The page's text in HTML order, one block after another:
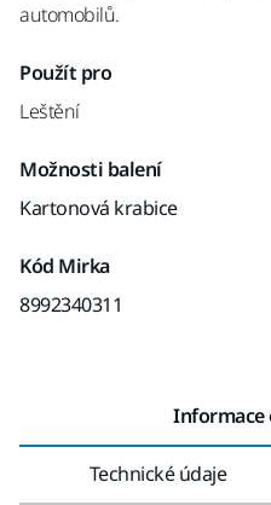
automobilů.
Použít pro
Leštění
Možnosti balení
Kartonová krabice
Kód Mirka
8992340311
Technické údaje